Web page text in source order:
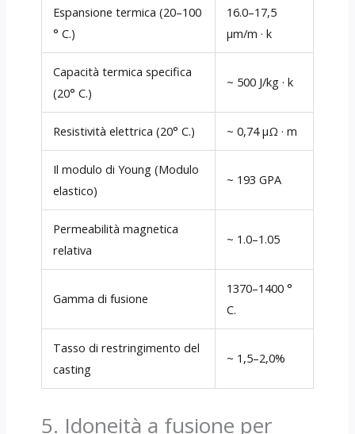
Espansione termica (20–100
° C.)
16.0–17,5
µm/m · k
Capacità termica specifica
(20° C.)
~ 500 J/kg · k
Resistività elettrica (20° C.) ~ 0,74 µΩ · m
Il modulo di Young (Modulo
elastico)
~ 193 GPA
Permeabilità magnetica
relativa
~ 1.0–1.05
Gamma di fusione
1370–1400 °
C.
Tasso di restringimento del
casting
~ 1,5–2,0%
5. Idoneità a fusione per